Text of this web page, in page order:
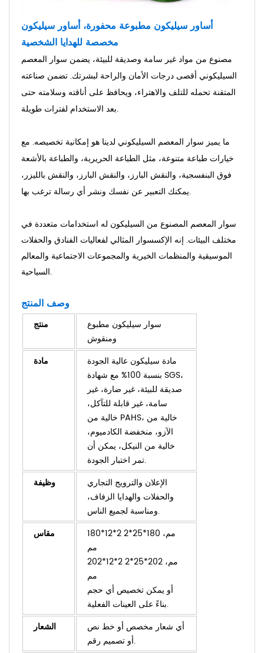
أساور سيليكون مطبوعة محفورة، أساور سيليكون
مخصصة للهدايا الشخصية
مصنوع من مواد غير سامة وصديقة للبيئة، يضمن سوار المعصم
السيليكوني أقصى درجات الأمان والراحة لبشرتك. تضمن صناعته
المتقنة تحمله للتلف والاهتراء، ويحافظ على أناقته وسلامته حتى
بعد الاستخدام لفترات طويلة.
ما يميز سوار المعصم السيليكوني لدينا هو إمكانية تخصيصه. مع
خيارات طباعة متنوعة، مثل الطباعة الحريرية، والطباعة بالأشعة
فوق البنفسجية، والنقش البارز، والنقش البارز، والنقش بالليزر،
يمكنك التعبير عن نفسك ونشر أي رسالة ترغب بها.
سوار المعصم المصنوع من السيليكون له استخدامات متعددة في
مختلف البيئات. إنه الإكسسوار المثالي لفعاليات الفنادق والحفلات
الموسيقية والمنظمات الخيرية والمجموعات الاجتماعية والمعالم
السياحية.
وصف المنتج
منتج
سوار سيليكون مطبوع
ومنقوش
مادة
مادة سيليكون عالية الجودة
بنسبة 100% مع شهادة SGS،
صديقة للبيئة، غير ضارة، غير
سامة، غير قابلة للتآكل،
خالية من PAHS، خالية من
الآزو، منخفضة الكادميوم،
خالية من النيكل، يمكن أن
تمر اختبار الجودة.
وظيفة
الإعلان والترويج التجاري
والحفلات والهدايا الزفاف،
ومناسبة لجميع الناس.
مقاس
180*12*2 مم، 180*25*2
مم
202*12*2 مم، 202*25*2
مم
أو يمكن تخصيص أي حجم
بناءً على العينات الفعلية.
الشعار
أي شعار مخصص أو خط نص
أو تصميم رقم.